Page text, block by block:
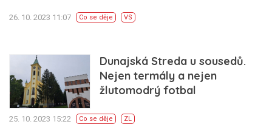
26. 10. 2023 11:07 Co se děje VS
Dunajská Streda u sousedů.
Nejen termály a nejen
žlutomodrý fotbal
25. 10. 2023 15:22 Co se děje ZL